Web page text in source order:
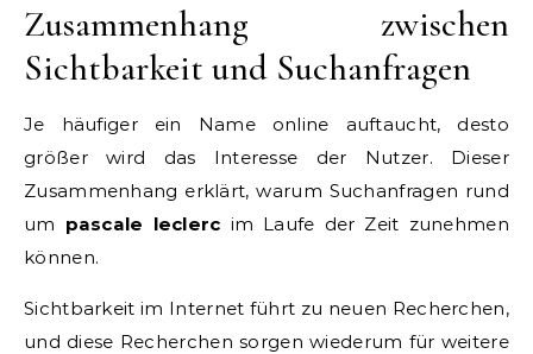
Zusammenhang zwischen
Sichtbarkeit und Suchanfragen
Je häufiger ein Name online auftaucht, desto
größer wird das Interesse der Nutzer. Dieser
Zusammenhang erklärt, warum Suchanfragen rund
um pascale leclerc im Laufe der Zeit zunehmen
können.
Sichtbarkeit im Internet führt zu neuen Recherchen,
und diese Recherchen sorgen wiederum für weitere